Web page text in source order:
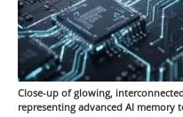
Close-up of glowing,
representing advanced AI memory